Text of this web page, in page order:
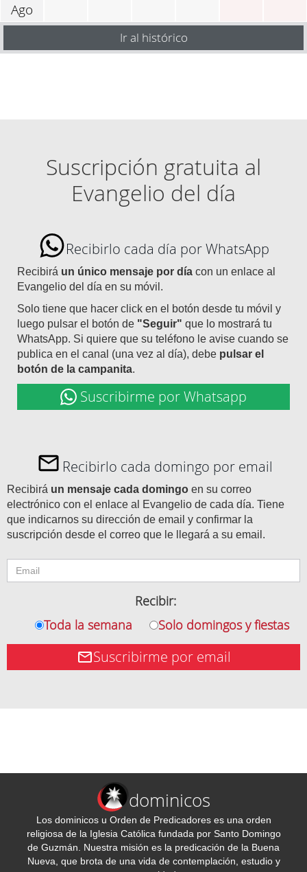
Ago
Ir al histórico
Suscripción gratuita al
Evangelio del día
Recibirlo cada día por WhatsApp
Recibirá un único mensaje por día con un enlace al
Evangelio del día en su móvil.
Solo tiene que hacer click en el botón desde tu móvil y
luego pulsar el botón de "Seguir" que lo mostrará tu
WhatsApp. Si quiere que su teléfono le avise cuando se
publica en el canal (una vez al día), debe pulsar el
botón de la campanita.
Suscribirme por Whatsapp
Recibirlo cada domingo por email
Recibirá un mensaje cada domingo en su correo
electrónico con el enlace al Evangelio de cada día. Tiene
que indicarnos su dirección de email y confirmar la
suscripción desde el correo que le llegará a su email.
Recibir:
Toda la semana
Solo domingos y fiestas
Suscribirme por email
dominicos
Los dominicos u Orden de Predicadores es una orden
religiosa de la Iglesia Católica fundada por Santo Domingo
de Guzmán. Nuestra misión es la predicación de la Buena
Nueva, que brota de una vida de contemplación, estudio y